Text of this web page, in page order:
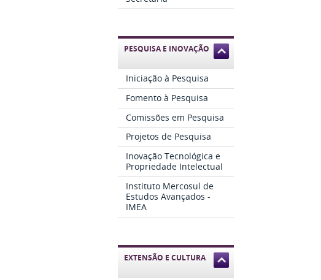
PESQUISA E INOVAÇÃO
Iniciação à Pesquisa
Fomento à Pesquisa
Comissões em Pesquisa
Projetos de Pesquisa
Inovação Tecnológica e
Propriedade Intelectual
Instituto Mercosul de
Estudos Avançados -
IMEA
EXTENSÃO E CULTURA